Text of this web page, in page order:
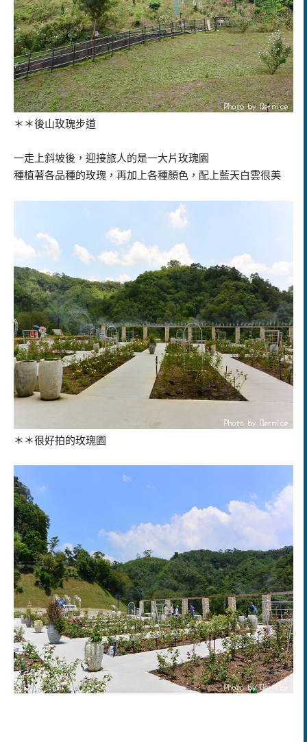
＊＊後山玫瑰步道
一走上斜坡後，迎接旅人的是一大片玫瑰園
種植著各品種的玫瑰，再加上各種顏色，配上藍天白雲很美
＊＊很好拍的玫瑰園